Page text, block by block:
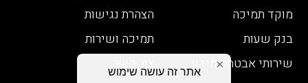
מוקד תמיכה
בנק שעות
שירותי אבטחת מידע
הצהרת נגישות
תמיכה ושירות
×
אתר זה עושה שימוש